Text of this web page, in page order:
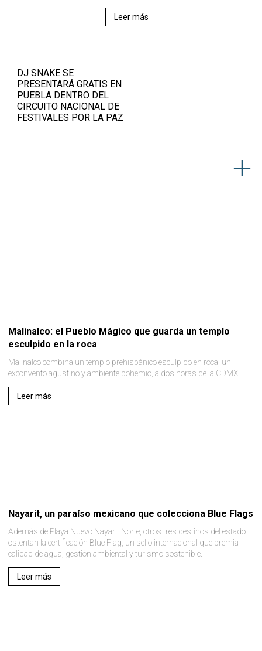
Leer más
DJ SNAKE SE
PRESENTARÁ GRATIS EN
PUEBLA DENTRO DEL
CIRCUITO NACIONAL DE
FESTIVALES POR LA PAZ
Malinalco: el Pueblo Mágico que guarda un templo
esculpido en la roca
Malinalco combina un templo prehispánico esculpido en roca, un
exconvento agustino y ambiente bohemio, a dos horas de la CDMX.
Leer más
Nayarit, un paraíso mexicano que colecciona Blue Flags
Además de Playa Nuevo Nayarit Norte, otros tres destinos del estado
ostentan la certificación Blue Flag, un sello internacional que premia
calidad de agua, gestión ambiental y turismo sostenible.
Leer más